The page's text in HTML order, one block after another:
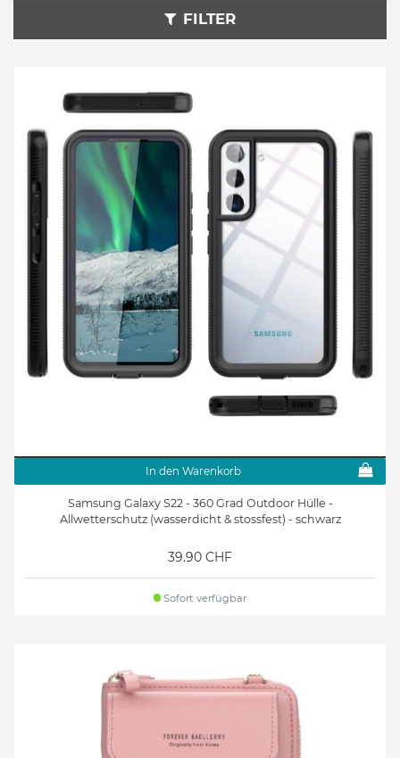
Halterungen
Samsung Galaxy S22 Selfie-
Samsung Galaxy S22
Eingabegeräte
Samsung Galaxy S22
Saisonales Zubehör
Samsung Galaxy S22
Ersatzteile & Werkzeuge
FILTER
In den Warenkorb
Samsung Galaxy S22 - 360 Grad Outdoor Hülle -
Allwetterschutz (wasserdicht & stossfest) - schwarz
39.90 CHF
Sofort verfügbar